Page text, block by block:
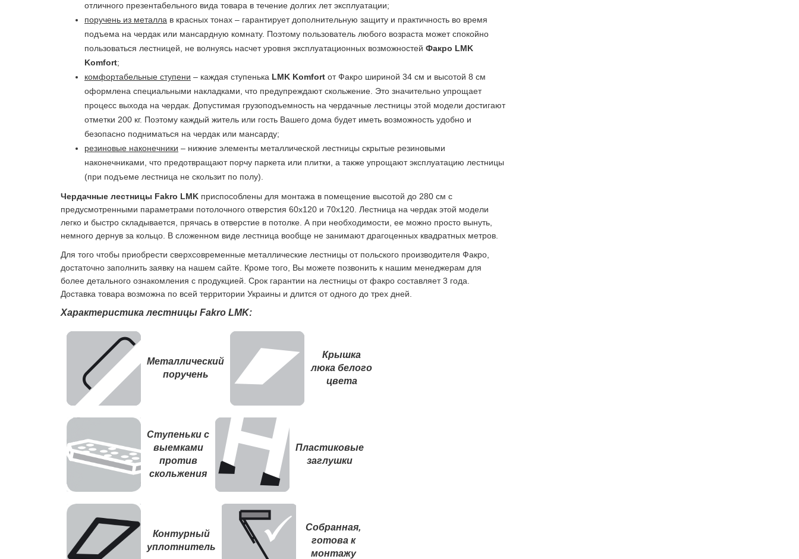
отличного презентабельного вида товара в течение долгих лет эксплуатации;
поручень из металла в красных тонах – гарантирует дополнительную защиту и практичность во время
подъема на чердак или мансардную комнату. Поэтому пользователь любого возраста может спокойно
пользоваться лестницей, не волнуясь насчет уровня эксплуатационных возможностей Факро LMK
Komfort;
комфортабельные ступени – каждая ступенька LMK Komfort от Факро шириной 34 см и высотой 8 см
оформлена специальными накладками, что предупреждают скольжение. Это значительно упрощает
процесс выхода на чердак. Допустимая грузоподъемность на чердачные лестницы этой модели достигают
отметки 200 кг. Поэтому каждый житель или гость Вашего дома будет иметь возможность удобно и
безопасно подниматься на чердак или мансарду;
резиновые наконечники – нижние элементы металлической лестницы скрытые резиновыми
наконечниками, что предотвращают порчу паркета или плитки, а также упрощают эксплуатацию лестницы
(при подъеме лестница не скользит по полу).
Чердачные лестницы Fakro LMK приспособлены для монтажа в помещение высотой до 280 см с
предусмотренными параметрами потолочного отверстия 60x120 и 70x120. Лестница на чердак этой модели
легко и быстро складывается, прячась в отверстие в потолке. А при необходимости, ее можно просто вынуть,
немного дернув за кольцо. В сложенном виде лестница вообще не занимают драгоценных квадратных метров.
Для того чтобы приобрести сверхсовременные металлические лестницы от польского производителя Факро,
достаточно заполнить заявку на нашем сайте. Кроме того, Вы можете позвонить к нашим менеджерам для
более детального ознакомления с продукцией. Срок гарантии на лестницы от факро составляет 3 года.
Доставка товара возможна по всей территории Украины и длится от одного до трех дней.
Характеристика лестницы Fakro LMK:
Металлический
поручень
Крышка
люка белого
цвета
Ступеньки с
выемками
против
скольжения
Пластиковые
заглушки
Контурный
уплотнитель
Собранная,
готова к
монтажу